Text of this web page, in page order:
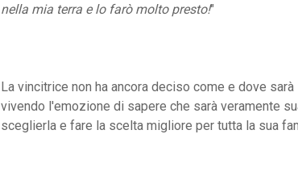
nella mia terra e lo farò molto presto!"
La vincitrice non ha ancora deciso come e dove
vivendo l'emozione di sapere che sarà veramente
sceglierla e fare la scelta migliore per tutta la sua